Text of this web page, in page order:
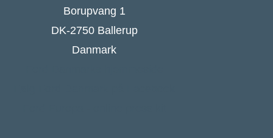
Borupvang 1
DK-2750 Ballerup
Danmark